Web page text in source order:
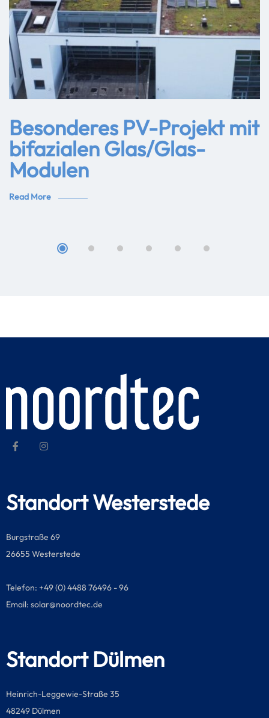
Besonderes PV-Projekt mit
bifazialen Glas/Glas-
Modulen
Read More
Standort Westerstede
Burgstraße 69
26655 Westerstede
Telefon: +49 (0) 4488 76496 - 96
Email: solar@noordtec.de
Standort Dülmen
Heinrich-Leggewie-Straße 35
48249 Dülmen